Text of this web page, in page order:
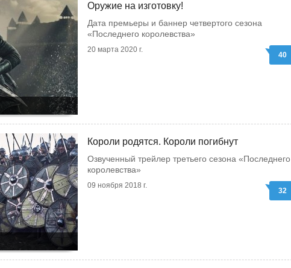
Оружие на изготовку!
Дата премьеры и баннер четвертого сезона
«Последнего королевства»
20 марта 2020 г.
40
Короли родятся. Короли погибнут
Озвученный трейлер третьего сезона «Последнего
королевства»
09 ноября 2018 г.
32